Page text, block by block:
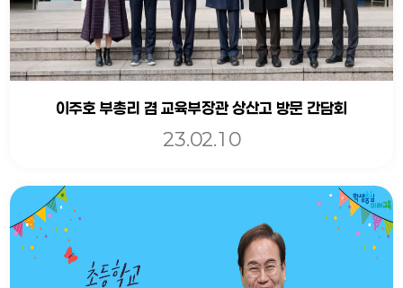
이주호 부총리 겸 교육부장관 상산고 방문 간담회
23.02.10